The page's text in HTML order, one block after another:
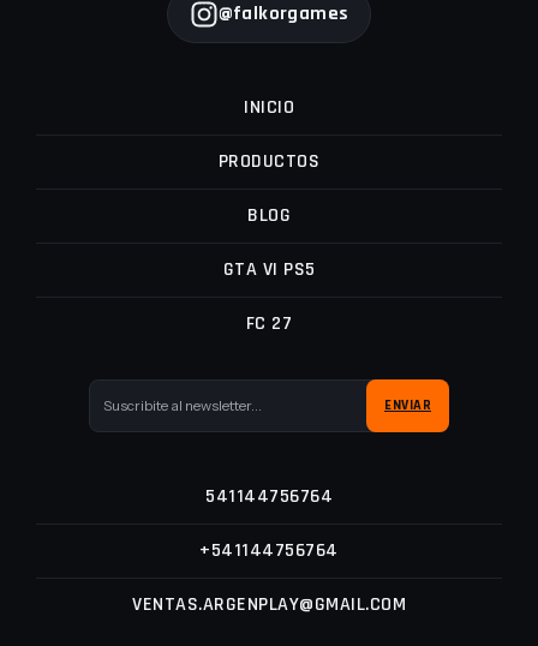
@falkorgames
INICIO
PRODUCTOS
BLOG
GTA VI PS5
FC 27
541144756764
+541144756764
VENTAS.ARGENPLAY@GMAIL.COM